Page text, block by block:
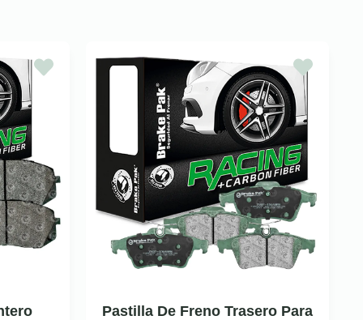
Pastilla De Freno Trasero Para